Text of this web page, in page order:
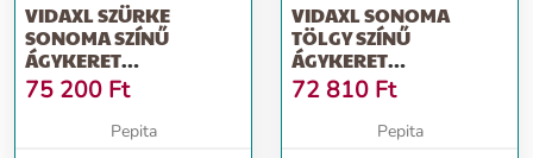
VIDAXL SZÜRKE
SONOMA SZÍNŰ
ÁGYKERET
FEJTÁMLÁVAL 140 X 190
CM
75 200 Ft
Pepita
VIDAXL SONOMA
TÖLGY SZÍNŰ
ÁGYKERET
FEJTÁMLÁVAL 140 X 190
CM
72 810 Ft
Pepita